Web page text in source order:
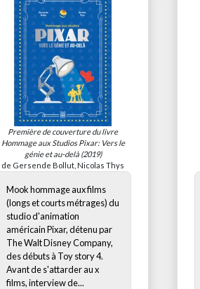
Première de couverture du livre
Hommage aux Studios Pixar: Vers le
génie et au-delà(2019)
de Gersende Bollut, Nicolas Thys
Mook hommage aux films
(longs et courts métrages) du
studio d'animation
américain Pixar, détenu par
The Walt Disney Company,
des débuts à Toy story 4.
Avant de s'attarder au x
films, interview de...